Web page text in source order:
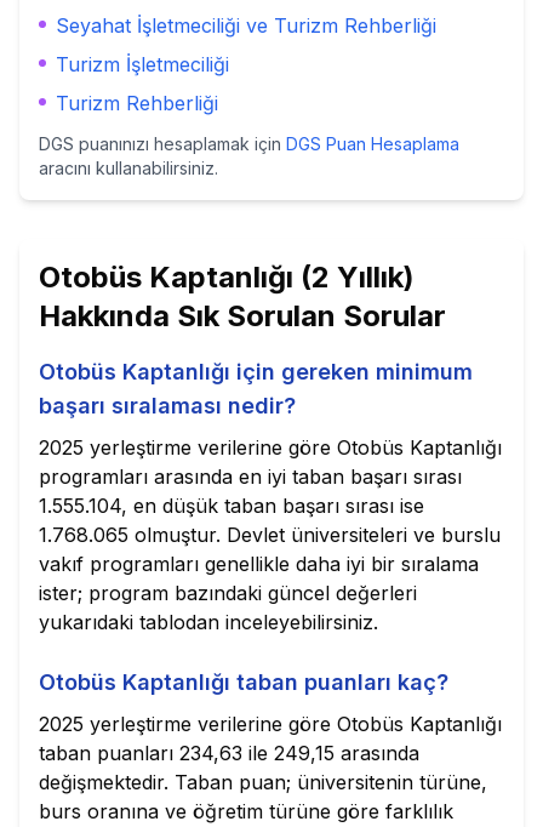
Seyahat İşletmeciliği ve Turizm Rehberliği
Turizm İşletmeciliği
Turizm Rehberliği
DGS puanınızı hesaplamak için DGS Puan Hesaplama
aracını kullanabilirsiniz.
Otobüs Kaptanlığı (2 Yıllık)
Hakkında Sık Sorulan Sorular
Otobüs Kaptanlığı için gereken minimum
başarı sıralaması nedir?
2025 yerleştirme verilerine göre Otobüs Kaptanlığı
programları arasında en iyi taban başarı sırası
1.555.104, en düşük taban başarı sırası ise
1.768.065 olmuştur. Devlet üniversiteleri ve burslu
vakıf programları genellikle daha iyi bir sıralama
ister; program bazındaki güncel değerleri
yukarıdaki tablodan inceleyebilirsiniz.
Otobüs Kaptanlığı taban puanları kaç?
2025 yerleştirme verilerine göre Otobüs Kaptanlığı
taban puanları 234,63 ile 249,15 arasında
değişmektedir. Taban puan; üniversitenin türüne,
burs oranına ve öğretim türüne göre farklılık